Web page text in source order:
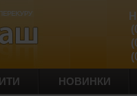
НОВИНКИ